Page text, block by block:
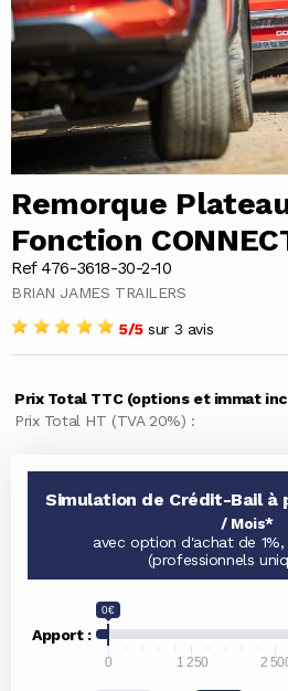
Remorque
Fonction
Ref 476-3618-30-2-10
BRIAN JAMES TRAILERS
5/5sur 3 avis
Prix Total TTC (options et immat
Prix Total HT (TVA 20%) :
Apport :
0€
0 1 250 2
Simulation de Crédit-Bail à
/ Mois*
avec option d'achat de
(professionnels